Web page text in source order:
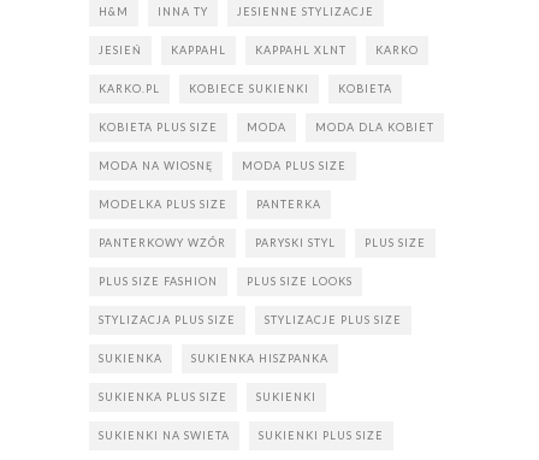
H&M INNA TY JESIENNE STYLIZACJE
JESIEŃ KAPPAHL KAPPAHL XLNT KARKO
KARKO.PL KOBIECE SUKIENKI KOBIETA
KOBIETA PLUS SIZE MODA MODA DLA KOBIET
MODA NA WIOSNĘ MODA PLUS SIZE
MODELKA PLUS SIZE PANTERKA
PANTERKOWY WZÓR PARYSKI STYL PLUS SIZE
PLUS SIZE FASHION PLUS SIZE LOOKS
STYLIZACJA PLUS SIZE STYLIZACJE PLUS SIZE
SUKIENKA SUKIENKA HISZPANKA
SUKIENKA PLUS SIZE SUKIENKI
SUKIENKI NA SWIETA SUKIENKI PLUS SIZE